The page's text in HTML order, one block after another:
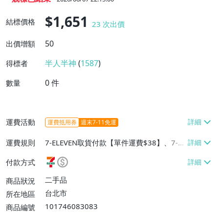
結標價格 $1,651 23 次出價
出價增額
50
得標者 半人半神 (1587)
數量 0件
運費活動 運費抵用券 週末7-11免運
運費規則
7-ELEVEN取貨付款【單件運費$38】、7-EL
EVEN取貨不付款【單件運費$38】、郵局掛
號【單件運費$50】、面交/自取/不寄送
【免運費】
付款方式
商品狀況
二手品
所在地區
台北市
商品編號
101746083083